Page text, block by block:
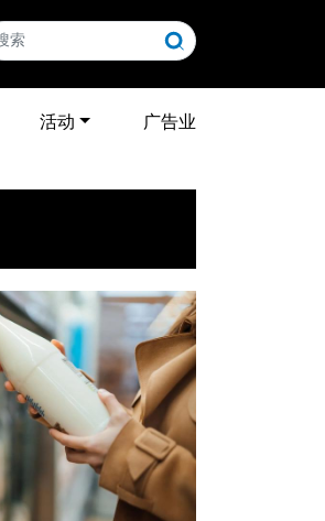
活动 广告业